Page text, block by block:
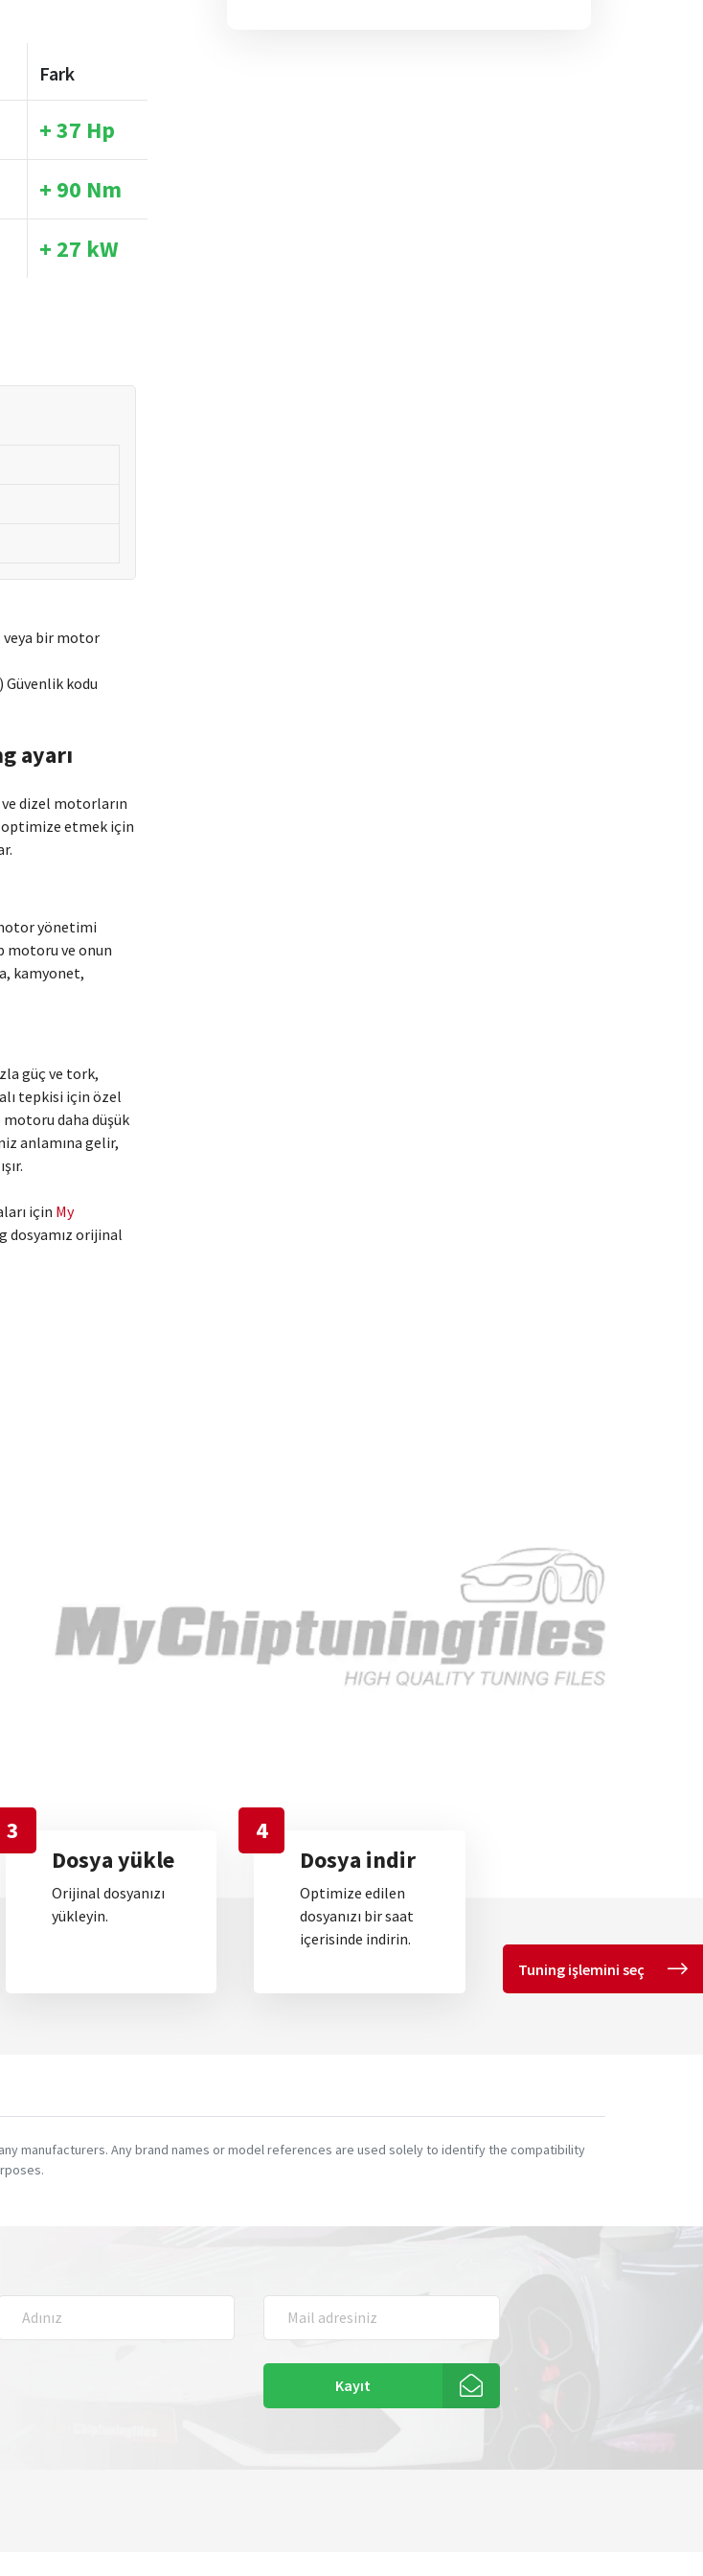
Fark
+ 37 Hp
+ 90 Nm
+ 27 kW
veya bir motor
Güvenlik kodu
ayarı
dizel motorların
optimize etmek için
yönetimi
motoru ve onun
kamyonet,
güç ve tork,
tepkisi için özel
motoru daha düşük
anlamına gelir,
için My
dosyamız orijinal
3
Dosya yükle
Orijinal dosyanızı
yükleyin.
4
Dosya indir
Optimize edilen
dosyanızı bir saat
içerisinde indirin.
Tuning işlemini seç
manufacturers. Any brand names or model references are used solely to identify the compatibility
Kayıt